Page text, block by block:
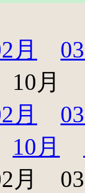
月
月
月
10月
月